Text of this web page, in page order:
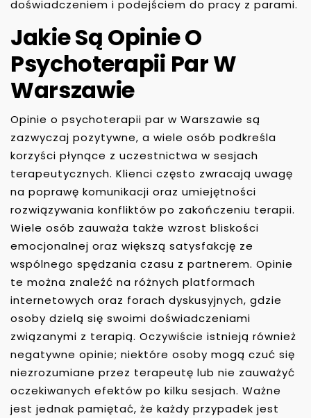
doświadczeniem i podejściem do pracy z parami.
Jakie Są Opinie O
Psychoterapii Par W
Warszawie
Opinie o psychoterapii par w Warszawie są
zazwyczaj pozytywne, a wiele osób podkreśla
korzyści płynące z uczestnictwa w sesjach
terapeutycznych. Klienci często zwracają uwagę
na poprawę komunikacji oraz umiejętności
rozwiązywania konfliktów po zakończeniu terapii.
Wiele osób zauważa także wzrost bliskości
emocjonalnej oraz większą satysfakcję ze
wspólnego spędzania czasu z partnerem. Opinie
te można znaleźć na różnych platformach
internetowych oraz forach dyskusyjnych, gdzie
osoby dzielą się swoimi doświadczeniami
związanymi z terapią. Oczywiście istnieją również
negatywne opinie; niektóre osoby mogą czuć się
niezrozumiane przez terapeutę lub nie zauważyć
oczekiwanych efektów po kilku sesjach. Ważne
jest jednak pamiętać, że każdy przypadek jest